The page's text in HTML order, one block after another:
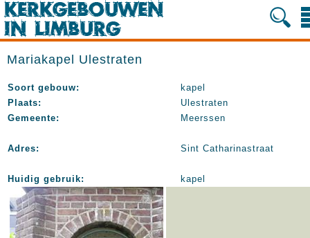
Mariakapel Ulestraten
Soort gebouw:
kapel
Plaats:
Ulestraten
Gemeente:
Meerssen
Adres: Sint Catharinastraat
Huidig gebruik: kapel